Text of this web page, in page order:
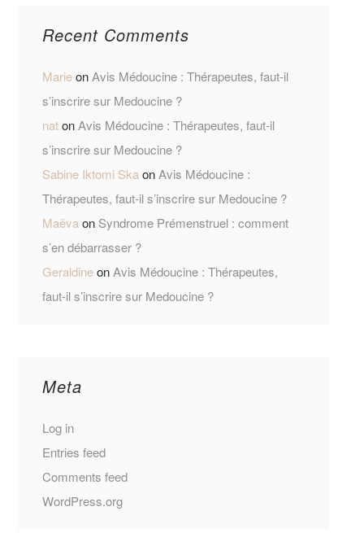
Recent Comments
MarieonAvis Médoucine : Thérapeutes, faut-il
s’inscrire sur Medoucine ?
natonAvis Médoucine : Thérapeutes, faut-il
s’inscrire sur Medoucine ?
Sabine Iktomi SkaonAvis Médoucine :
Thérapeutes, faut-il s’inscrire sur Medoucine ?
Maëvaon Syndrome Prémenstruel : comment
s’en débarrasser ?
GeraldineonAvis Médoucine : Thérapeutes,
faut-il s’inscrire sur Medoucine ?
Meta
Log in
Entries feed
Comments feed
WordPress.org